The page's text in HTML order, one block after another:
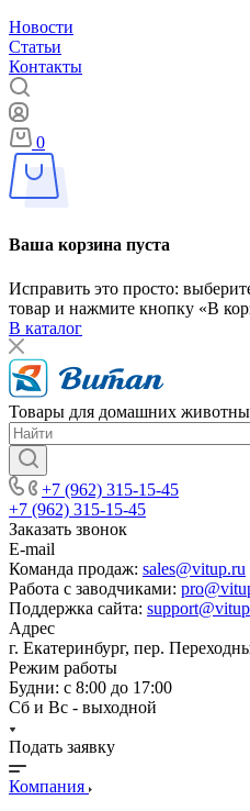
Новости
Статьи
Контакты
0
Ваша корзина пуста
Исправить это просто:
товар и нажмите кнопку «В
В каталог
Товары для домашних
+7 (962) 315-15-45
+7 (962) 315-15-45
Заказать звонок
E-mail
Команда продаж: sales@vitup.ru
Работа с заводчиками:
Поддержка сайта:
Адрес
г. Екатеринбург, пер.
Режим работы
Будни: с 8:00 до 17:00
Сб и Вс - выходной
Подать заявку
Компания